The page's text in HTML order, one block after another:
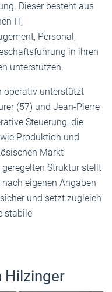
Dieser besteht aus
IT,
Personal,
in ihren
unterstützen.
operativ unterstützt
(57) und Jean-Pierre
Steuerung, die
Produktion und
Markt
Struktur stellt
eigenen Angaben
und setzt zugleich
stabile
Hilzinger